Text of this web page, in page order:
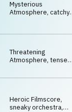
Mysterious
Atmosphere, catchy
Threatening
Atmosphere, tense
fearful
Heroic Filmscore,
sneaky orchestra,